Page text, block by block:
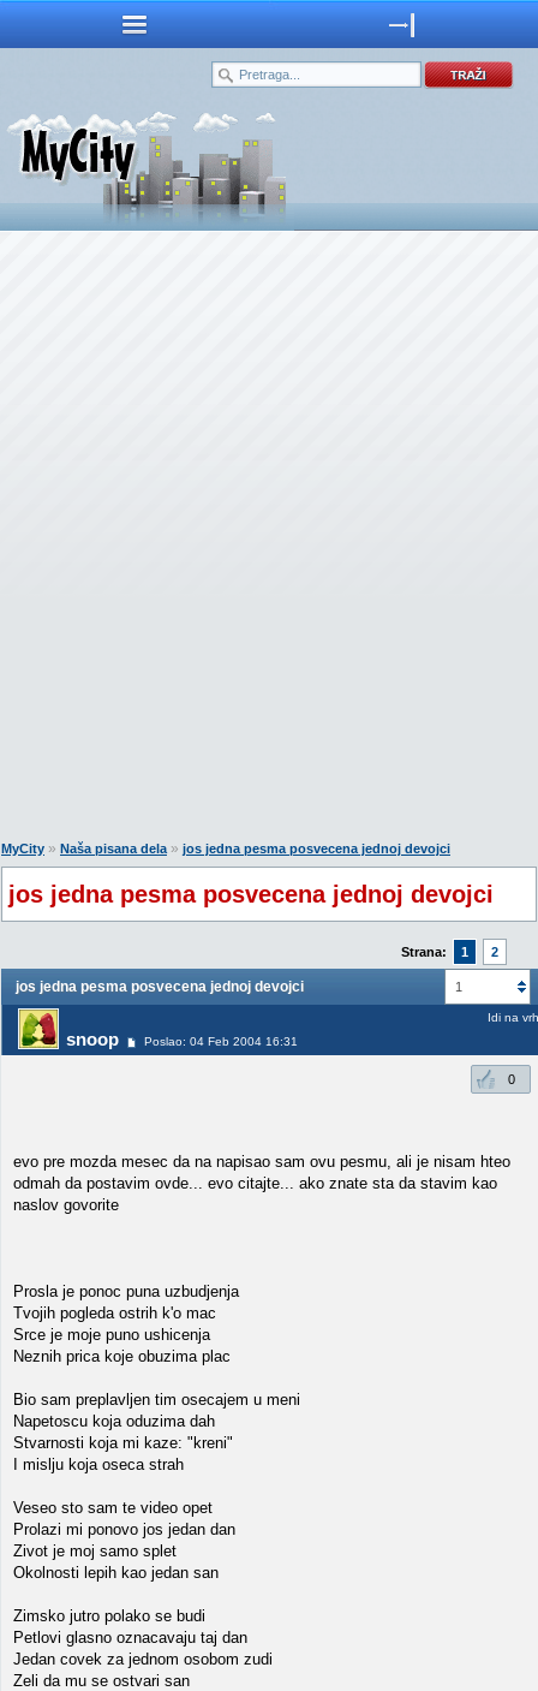
MyCity » Naša pisana dela» jos jedna pesma posvecena jednoj devojci
jos jedna pesma posvecena jednoj devojci
Strana: 1 2
1
jos jedna pesma posvecena jednoj devojci
snoop Poslao: 04 Feb 2004 16:31
Idi na vrh
0
evo pre mozda mesec da na napisao sam ovu pesmu, ali je nisam hteo
odmah da postavim ovde... evo citajte... ako znate sta da stavim kao
naslov govorite
Prosla je ponoc puna uzbudjenja
Tvojih pogleda ostrih k'o mac
Srce je moje puno ushicenja
Neznih prica koje obuzima plac
Bio sam preplavljen tim osecajem u meni
Napetoscu koja oduzima dah
Stvarnosti koja mi kaze: "kreni"
I mislju koja oseca strah
Veseo sto sam te video opet
Prolazi mi ponovo jos jedan dan
Zivot je moj samo splet
Okolnosti lepih kao jedan san
Zimsko jutro polako se budi
Petlovi glasno oznacavaju taj dan
Jedan covek za jednom osobom zudi
Zeli da mu se ostvari san